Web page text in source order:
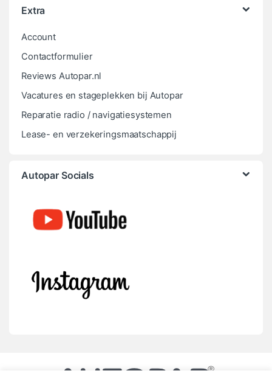
Extra
Account
Contactformulier
Reviews Autopar.nl
Vacatures en stageplekken bij Autopar
Reparatie radio / navigatiesystemen
Lease- en verzekeringsmaatschappij
Autopar Socials